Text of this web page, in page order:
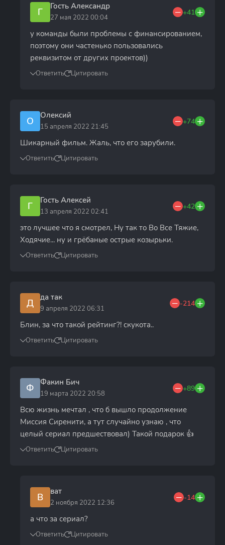
Г Гость Александр
27 мая 2022 00:04
+41
у команды были проблемы с финансированием,
поэтому они частенько пользовались
реквизитом от других проектов))
Ответить Цитировать
О Олексий
15 апреля 2022 21:45
+74
Шикарный фильм. Жаль, что его зарубили.
Ответить Цитировать
Г Гость Алексей
13 апреля 2022 02:41
+42
это лучшее что я смотрел, Ну так то Во Все Тяжие,
Ходячие... ну и грёбаные острые козырьки.
Ответить Цитировать
Д да так
9 апреля 2022 06:31
-214
Блин, за что такой рейтинг?! скукота..
Ответить Цитировать
Ф Факин Бич
19 марта 2022 20:58
+89
Всю жизнь мечтал , что б вышло продолжение
Миссия Сиренити, а тут случайно узнаю , что
целый сериал предшествовал) Такой подарок 👍
Ответить Цитировать
В ват
2 ноября 2022 12:36
-14
а что за сериал?
Ответить Цитировать